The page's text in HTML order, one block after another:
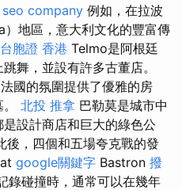
seo company 例如，在拉波
）地區，意大利文化的豐富傳
台胞證 香港 Telmo是阿根廷
舞，並設有許多古董店。
國的氛圍提供了優雅的房
北投 推拿 巴勒莫是城市中
設計商店和巨大的綠色公
後，四個和五場夸克戰的發
google關鍵字 Bastron 撥
錄碰撞時，通常可以在幾年